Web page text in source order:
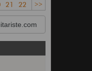
21 22 >>